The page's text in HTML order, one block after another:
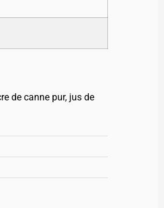
de canne pur, jus de